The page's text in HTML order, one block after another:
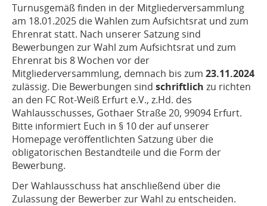
Turnusgemäß finden in der Mitgliederversammlung
am 18.01.2025 die Wahlen zum Aufsichtsrat und zum
Ehrenrat statt. Nach unserer Satzung sind
Bewerbungen zur Wahl zum Aufsichtsrat und zum
Ehrenrat bis 8 Wochen vor der
Mitgliederversammlung, demnach bis zum 23.11.2024
zulässig. Die Bewerbungen sind schriftlich zu richten
an den FC Rot-Weiß Erfurt e.V., z.Hd. des
Wahlausschusses, Gothaer Straße 20, 99094 Erfurt.
Bitte informiert Euch in § 10 der auf unserer
Homepage veröffentlichten Satzung über die
obligatorischen Bestandteile und die Form der
Bewerbung.
Der Wahlausschuss hat anschließend über die
Zulassung der Bewerber zur Wahl zu entscheiden.